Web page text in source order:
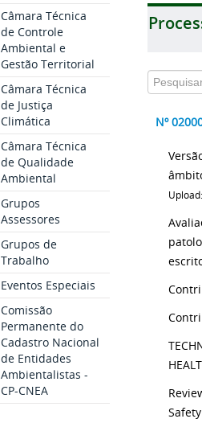
Câmara Técnica
de Controle
Ambiental e
Gestão Territorial
Câmara Técnica
de Justiça
Climática
Câmara Técnica
de Qualidade
Ambiental
Grupos
Assessores
Grupos de
Trabalho
Eventos Especiais
Comissão
Permanente do
Cadastro Nacional
de Entidades
Ambientalistas -
CP-CNEA
Nº